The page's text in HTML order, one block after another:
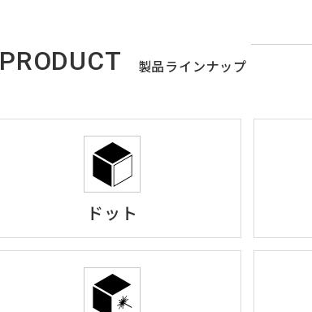
PRODUCT 製品ラインナップ
ドット